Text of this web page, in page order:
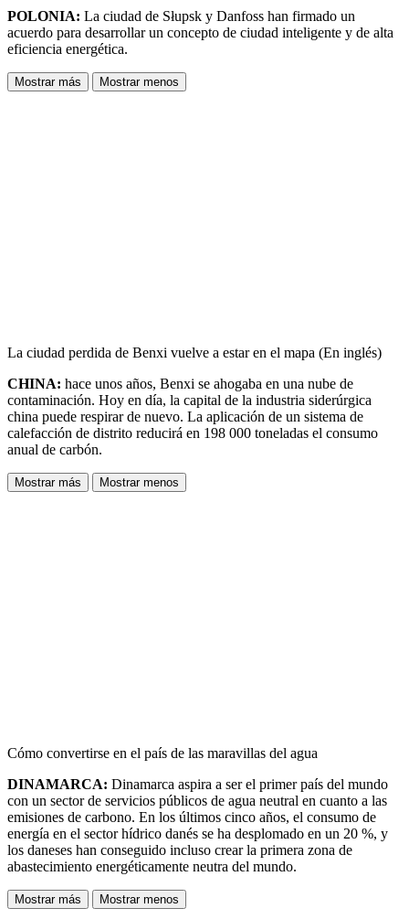
POLONIA: La ciudad de Słupsk y Danfoss han firmado un
acuerdo para desarrollar un concepto de ciudad inteligente y de alta
eficiencia energética.
Mostrar más Mostrar menos
La ciudad perdida de Benxi vuelve a estar en el mapa (En inglés)
CHINA: hace unos años, Benxi se ahogaba en una nube de
contaminación. Hoy en día, la capital de la industria siderúrgica
china puede respirar de nuevo. La aplicación de un sistema de
calefacción de distrito reducirá en 198 000 toneladas el consumo
anual de carbón.
Mostrar más Mostrar menos
Cómo convertirse en el país de las maravillas del agua
DINAMARCA: Dinamarca aspira a ser el primer país del mundo
con un sector de servicios públicos de agua neutral en cuanto a las
emisiones de carbono. En los últimos cinco años, el consumo de
energía en el sector hídrico danés se ha desplomado en un 20 %, y
los daneses han conseguido incluso crear la primera zona de
abastecimiento energéticamente neutra del mundo.
Mostrar más Mostrar menos